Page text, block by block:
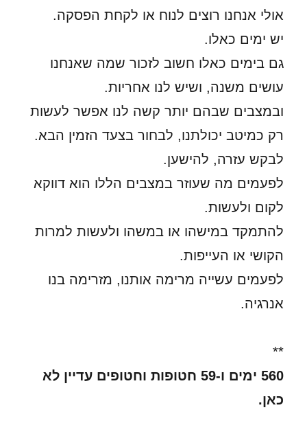
אולי אנחנו רוצים לנוח או לקחת הפסקה.
יש ימים כאלו.
גם בימים כאלו חשוב לזכור שמה שאנחנו
עושים משנה, ושיש לנו אחריות.
ובמצבים שבהם יותר קשה לנו אפשר לעשות
רק כמיטב יכולתנו, לבחור בצעד הזמין הבא.
לבקש עזרה, להישען.
לפעמים מה שעוזר במצבים הללו הוא דווקא
לקום ולעשות.
להתמקד במישהו או במשהו ולעשות למרות
הקושי או העייפות.
לפעמים עשייה מרימה אותנו, מזרימה בנו
אנרגיה.
**
560 ימים ו-59 חטופות וחטופים עדיין לא
כאן.